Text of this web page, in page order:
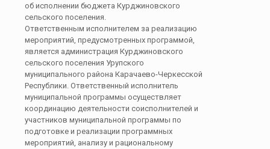
об исполнении бюджета Курджиновского
сельского поселения.
Ответственным исполнителем за реализацию
мероприятий, предусмотренных программой,
является администрация Курджиновского
сельского поселения Урупского
муниципального района Карачаево-Черкесской
Республики. Ответственный исполнитель
муниципальной программы осуществляет
координацию деятельности соисполнителей и
участников муниципальной программы по
подготовке и реализации программных
мероприятий, анализу и рациональному